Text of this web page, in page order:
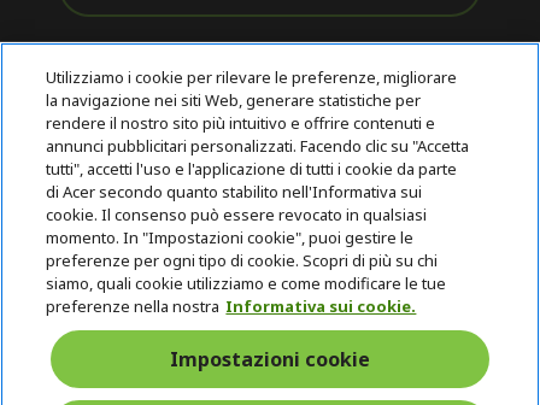
Gratuita
Assistenza
pre e post
acquisto
Con 0% Di
Tasso
D'interesse
© 2026 Acer Inc.
CPYou B.V. è il rivenditore autorizzato dei prodotti Acer venduti in
questo negozio online.
Italia
Utilizziamo i cookie per rilevare le preferenze, migliorare
la navigazione nei siti Web, generare statistiche per
rendere il nostro sito più intuitivo e offrire contenuti e
annunci pubblicitari personalizzati. Facendo clic su "Accetta
tutti", accetti l'uso e l'applicazione di tutti i cookie da parte
di Acer secondo quanto stabilito nell'Informativa sui
cookie. Il consenso può essere revocato in qualsiasi
momento. In "Impostazioni cookie", puoi gestire le
preferenze per ogni tipo di cookie. Scopri di più su chi
siamo, quali cookie utilizziamo e come modificare le tue
preferenze nella nostra Informativa sui cookie.
Impostazioni cookie